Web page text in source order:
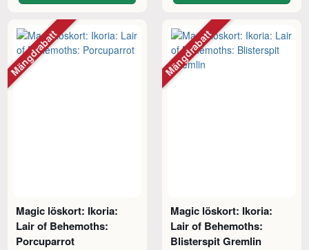
Magic löskort: Ikoria:
Lair of Behemoths:
Porcuparrot
Mängdrabatt
Magic löskort: Ikoria:
Lair of Behemoths:
Blisterspit Gremlin
Mängdrabatt